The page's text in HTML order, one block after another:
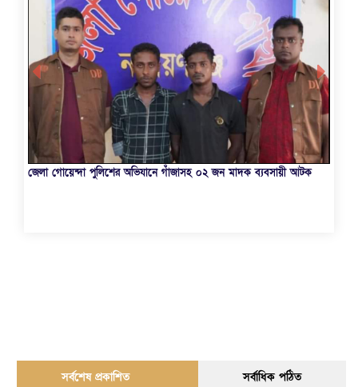
সর্বশেষ প্রকাশিত সর্বাধিক পঠিত